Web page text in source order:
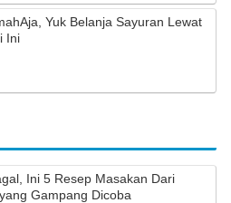
Yuk Belanja Sayuran Lewat
Ini
Ini 5 Resep Masakan Dari
Gampang Dicoba